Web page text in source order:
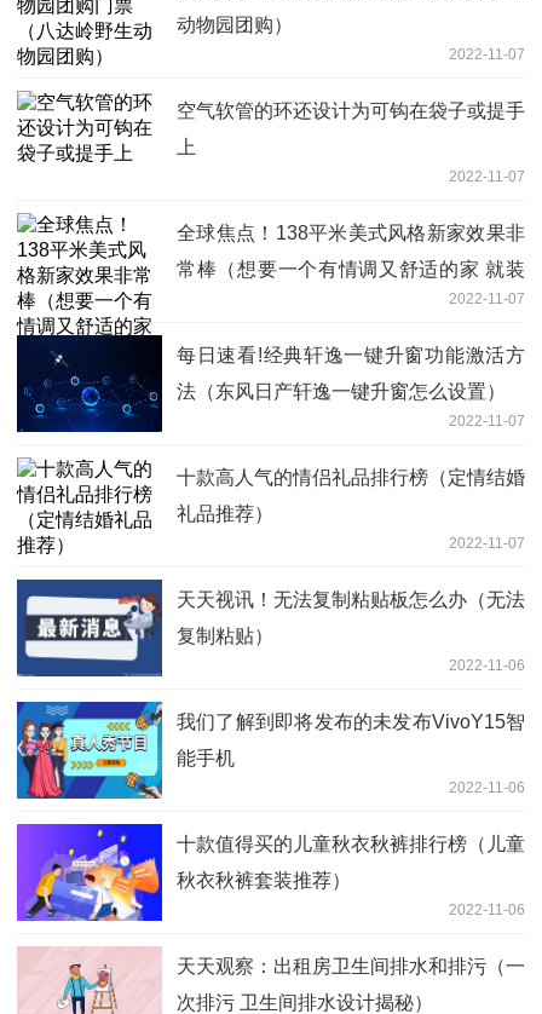
动物园团购）
2022-11-07
空气软管的环还设计为可钩在袋子或提手
上
2022-11-07
全球焦点！138平米美式风格新家效果非
常棒（想要一个有情调又舒适的家 就装
2022-11-07
每日速看!经典轩逸一键升窗功能激活方
法（东风日产轩逸一键升窗怎么设置）
2022-11-07
十款高人气的情侣礼品排行榜（定情结婚
礼品推荐）
2022-11-07
天天视讯！无法复制粘贴板怎么办（无法
复制粘贴）
2022-11-06
我们了解到即将发布的未发布VivoY15智
能手机
2022-11-06
十款值得买的儿童秋衣秋裤排行榜（儿童
秋衣秋裤套装推荐）
2022-11-06
天天观察：出租房卫生间排水和排污（一
次排污 卫生间排水设计揭秘）